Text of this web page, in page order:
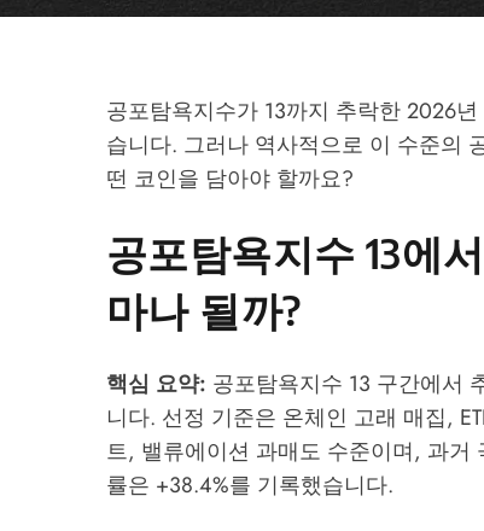
공포탐욕지수가 13까지 추락한 2026
습니다. 그러나 역사적으로 이 수준의
떤 코인을 담아야 할까요?
공포탐욕지수 13에
마나 될까?
핵심 요약: 공포탐욕지수 13 구간에서 추
니다. 선정 기준은 온체인 고래 매집,
트, 밸류에이션 과매도 수준이며, 과거
률은 +38.4%를 기록했습니다.